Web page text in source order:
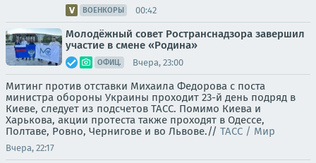
ВОЕНКОРЫ 00:42
Молодёжный совет Ространснадзора завершил
участие в смене «Родина»
ОФИЦ. Вчера, 23:00
Митинг против отставки Михаила Федорова с поста
министра обороны Украины проходит 23-й день подряд в
Киеве, следует из подсчетов ТАСС. Помимо Киева и
Харькова, акции протеста также проходят в Одессе,
Полтаве, Ровно, Чернигове и во Львове.// ТАСС / Мир
Вчера, 22:17